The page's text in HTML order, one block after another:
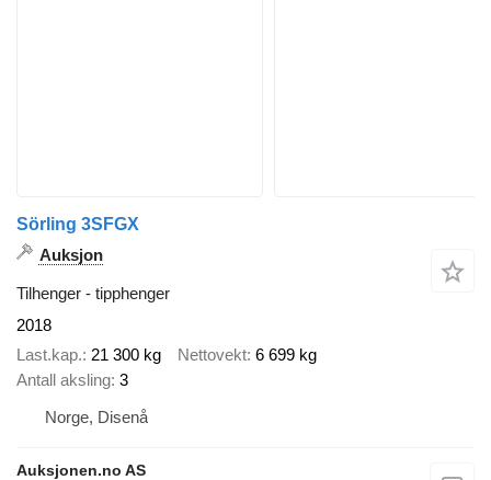
Sörling 3SFGX
Auksjon
Tilhenger - tipphenger
2018
Last.kap. 21 300 kg Nettovekt 6 699 kg
Antall aksling 3
Norge, Disenå
Auksjonen.no AS